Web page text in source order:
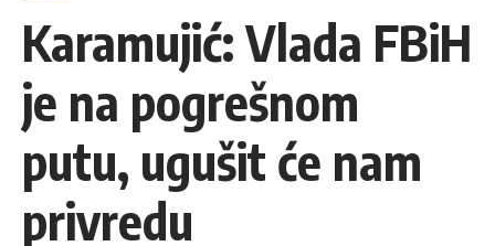
Karamujić: Vlada FBiH
je na pogrešnom
putu, ugušit će nam
privredu